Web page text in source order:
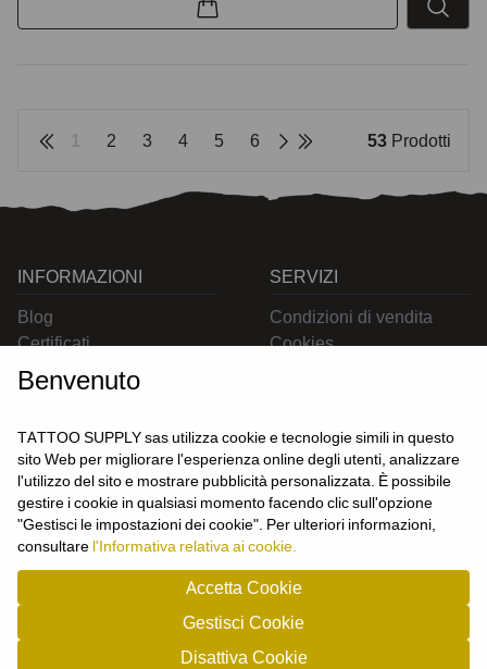
1 2 3 4 5 6 53 Prodotti
CONTATTACI
INFORMAZIONI
Blog
Certificati
Contatti
SERVIZI
Condizioni di vendita
Cookies
UTENTE
Login
Registrati
tel: 0119101326 - P.Iva/cf: 09963530010
Benvenuto
TATTOO SUPPLY sas utilizza cookie e tecnologie simili in questo
sito Web per migliorare l'esperienza online degli utenti, analizzare
l'utilizzo del sito e mostrare pubblicità personalizzata. È possibile
gestire i cookie in qualsiasi momento facendo clic sull'opzione
"Gestisci le impostazioni dei cookie". Per ulteriori informazioni,
consultare l'Informativa relativa ai cookie.
Accetta Cookie
Gestisci Cookie
Disattiva Cookie